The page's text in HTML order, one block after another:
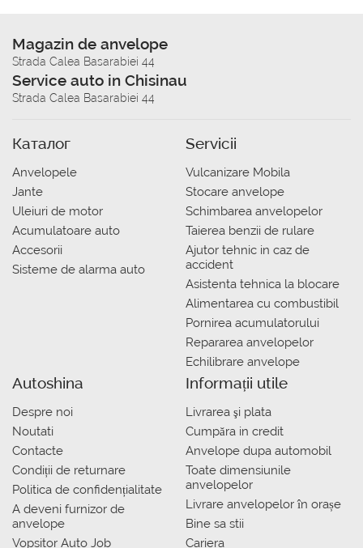
Magazin de anvelope
Strada Calea Basarabiei 44
Service auto in Chisinau
Strada Calea Basarabiei 44
Каталог
Anvelopele
Jante
Uleiuri de motor
Acumulatoare auto
Accesorii
Sisteme de alarma auto
Servicii
Vulcanizare Mobila
Stocare anvelope
Schimbarea anvelopelor
Taierea benzii de rulare
Ajutor tehnic in caz de
accident
Asistenta tehnica la blocare
Alimentarea cu combustibil
Pornirea acumulatorului
Repararea anvelopelor
Echilibrare anvelope
Autoshina
Despre noi
Noutati
Contacte
Condiții de returnare
Politica de confidențialitate
A deveni furnizor de
anvelope
Vopsitor Auto Job
Informații utile
Livrarea şi plata
Сumpăra in credit
Anvelope dupa automobil
Toate dimensiunile
anvelopelor
Livrare anvelopelor în orașe
Bine sa stii
Cariera